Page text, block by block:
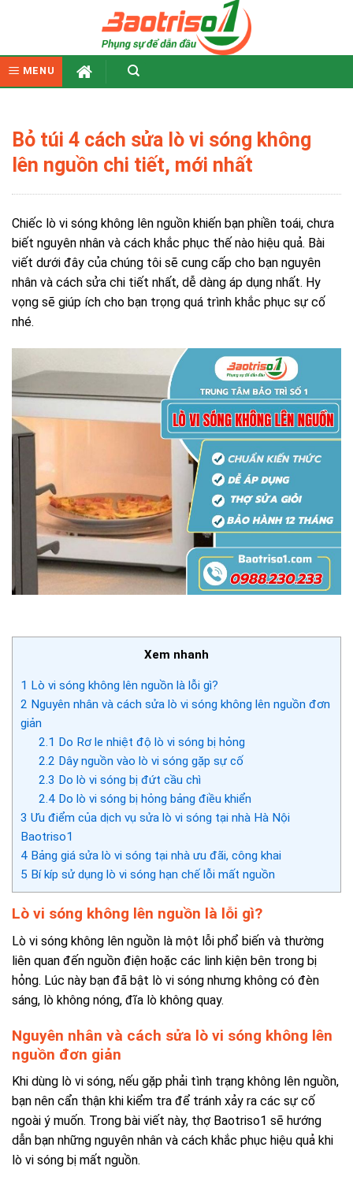
MENU
Bỏ túi 4 cách sửa lò vi sóng không
lên nguồn chi tiết, mới nhất
Chiếc lò vi sóng không lên nguồn khiến bạn phiền toái, chưa
biết nguyên nhân và cách khắc phục thế nào hiệu quả. Bài
viết dưới đây của chúng tôi sẽ cung cấp cho bạn nguyên
nhân và cách sửa chi tiết nhất, dễ dàng áp dụng nhất. Hy
vọng sẽ giúp ích cho bạn trọng quá trình khắc phục sự cố
nhé.
Xem nhanh
1 Lò vi sóng không lên nguồn là lỗi gì?
2 Nguyên nhân và cách sửa lò vi sóng không lên nguồn đơn
giản
2.1 Do Rơ le nhiệt độ lò vi sóng bị hỏng
2.2 Dây nguồn vào lò vi sóng gặp sự cố
2.3 Do lò vi sóng bị đứt cầu chì
2.4Do lò vi sóng bị hỏng bảng điều khiển
3 Ưu điểm của dịch vụ sửa lò vi sóng tại nhà Hà Nội
Baotriso1
4 Bảng giá sửa lò vi sóng tại nhà ưu đãi, công khai
5 Bí kíp sử dụng lò vi sóng hạn chế lỗi mất nguồn
Lò vi sóng không lên nguồn là lỗi gì?
Lò vi sóng không lên nguồn là một lỗi phổ biến và thường
liên quan đến nguồn điện hoặc các linh kiện bên trong bị
hỏng. Lúc này bạn đã bật lò vi sóng nhưng không có đèn
sáng, lò không nóng, đĩa lò không quay.
Nguyên nhân và cách sửa lò vi sóng không lên
nguồn đơn giản
Khi dùng lò vi sóng, nếu gặp phải tình trạng không lên nguồn,
bạn nên cẩn thận khi kiểm tra để tránh xảy ra các sự cố
ngoài ý muốn. Trong bài viết này, thợ Baotriso1 sẽ hướng
dẫn bạn những nguyên nhân và cách khắc phục hiệu quả khi
lò vi sóng bị mất nguồn.